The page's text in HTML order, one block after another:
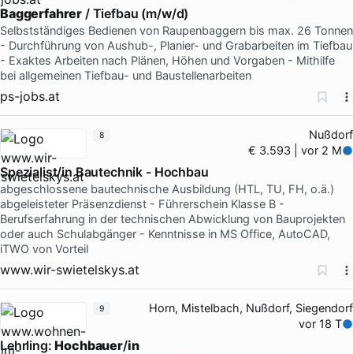
Baggerfahrer / Tiefbau (m/w/d)
Selbstständiges Bedienen von Raupenbaggern bis max. 26 Tonnen
- Durchführung von Aushub-, Planier- und Grabarbeiten im Tiefbau
- Exaktes Arbeiten nach Plänen, Höhen und Vorgaben - Mithilfe
bei allgemeinen Tiefbau- und Baustellenarbeiten
ps-jobs.at
Nußdorf
€ 3.593 | vor 2 M
Spezialist/in Bautechnik - Hochbau
abgeschlossene bautechnische Ausbildung (HTL, TU, FH, o.ä.)
abgeleisteter Präsenzdienst - Führerschein Klasse B -
Berufserfahrung in der technischen Abwicklung von Bauprojekten
oder auch Schulabgänger - Kenntnisse in MS Office, AutoCAD,
iTWO von Vorteil
www.wir-swietelskys.at
8
Horn, Mistelbach, Nußdorf, Siegendorf
vor 18 T
Lehrling:Hochbauer/in
9